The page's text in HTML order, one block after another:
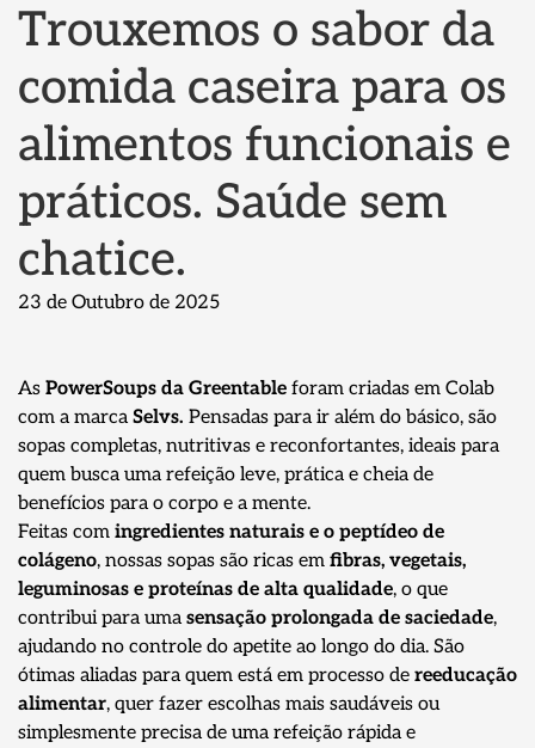
Trouxemos o sabor da
comida caseira para os
alimentos funcionais e
práticos. Saúde sem
chatice.
23 de Outubro de 2025
As PowerSoups da Greentable foram criadas em Colab
com a marca Selvs. Pensadas para ir além do básico, são
sopas completas, nutritivas e reconfortantes, ideais para
quem busca uma refeição leve, prática e cheia de
benefícios para o corpo e a mente.
Feitas com ingredientes naturais e o peptídeo de
colágeno, nossas sopas são ricas em fibras, vegetais,
leguminosas e proteínas de alta qualidade, o que
contribui para uma sensação prolongada de saciedade,
ajudando no controle do apetite ao longo do dia. São
ótimas aliadas para quem está em processo de reeducação
alimentar, quer fazer escolhas mais saudáveis ou
simplesmente precisa de uma refeição rápida e